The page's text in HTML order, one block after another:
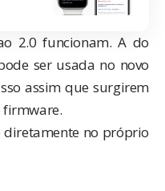
2.0 funcionam. A do
ser usada no novo
assim que surgirem
firmware.
no próprio